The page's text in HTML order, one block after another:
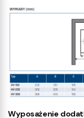
Wyposażenie